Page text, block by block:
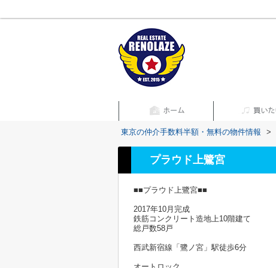
東京の仲介手数料半額・無料の物件情報 >
プラウド上鷺宮
■■プラウド上鷺宮■■
2017年10月完成
鉄筋コンクリート造地上10階建て
総戸数58戸
西武新宿線「鷺ノ宮」駅徒歩6分